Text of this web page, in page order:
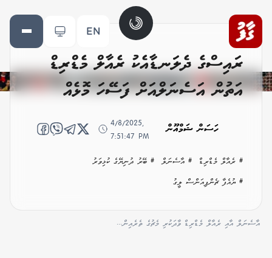
EN
ރައިސްގެ ދެލަނޑާއެކު ރެއާލް މެޑްރިޑް
އަތުން އަސެނަލްއަށް ފަސޭހަ މޮޅެއް
ހަސަން ޝަމްއޫން
4/8/2025,
7:51:47 PM
# ރެއާލް މެޑްރިޑް # އާސެނަލް # ބޭރު ދުނިޔޭގެ ކުޅިވަރު
# ޔުއެފާ ޗެންޕިއަންސް ލީގު
އާސެނަލް އާއި ރެއާލް މެޑްރިޑް ވާދަކުރި މެޗުގެ ތެރެއިން...